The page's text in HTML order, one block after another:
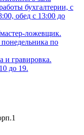
бухгалтерии, с
обед с 13:00 до
ложевщик.
по
и гравировка.
до 19.